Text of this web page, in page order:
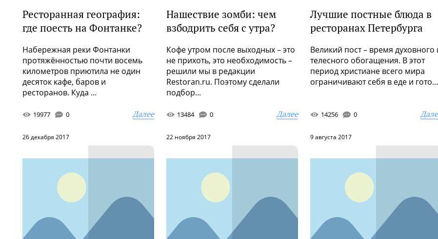
Ресторанная география:
где поесть на Фонтанке?
Набережная реки Фонтанки
протяжённостью почти восемь
километров приютила не один
десяток кафе, баров и
ресторанов. Куда ...
19977 0 Далее
Нашествие зомби: чем
взбодрить себя с утра?
Кофе утром после выходных – это
не прихоть, это необходимость –
решили мы в редакции
Restoran.ru. Поэтому сделали
подбор...
13484 0 Далее
Лучшие постные блюда в
ресторанах Петербурга
Великий пост – время духовного
телесного обогащения. В этот
период христиане всего мира
ограничивают себя в еде и гото...
14256 0
26 декабря 2017 22 ноября 2017 9 августа 2017